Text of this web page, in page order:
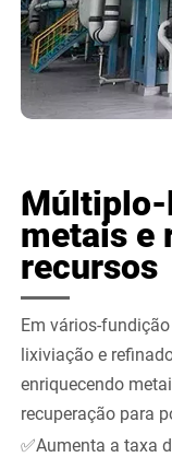
Múltiplo-
metais e
recursos
Em vários-
lixiviação e
enriquecendo
recuperação para
✅Aumenta a taxa